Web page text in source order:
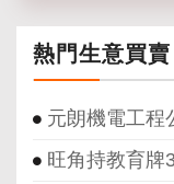
熱門生意買賣
元朗機電工程
旺角持教育牌